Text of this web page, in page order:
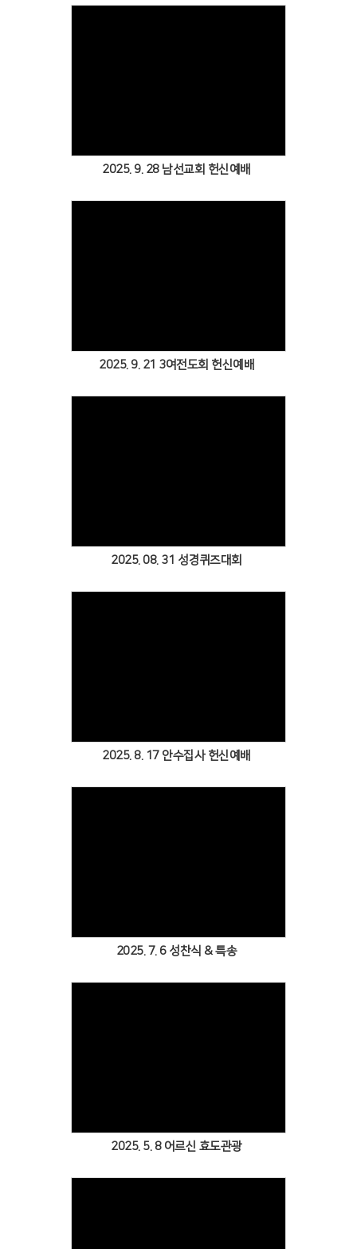
2025. 9. 28 남선교회 헌신예배
2025. 9. 21 3여전도회 헌신예배
2025. 08. 31 성경퀴즈대회
2025. 8. 17 안수집사 헌신예배
2025. 7. 6 성찬식 & 특송
2025. 5. 8 어르신 효도관광